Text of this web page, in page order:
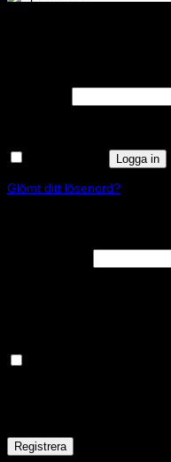
Obligatoriskt
Logga in
Glömt ditt lösenord?
Registrera